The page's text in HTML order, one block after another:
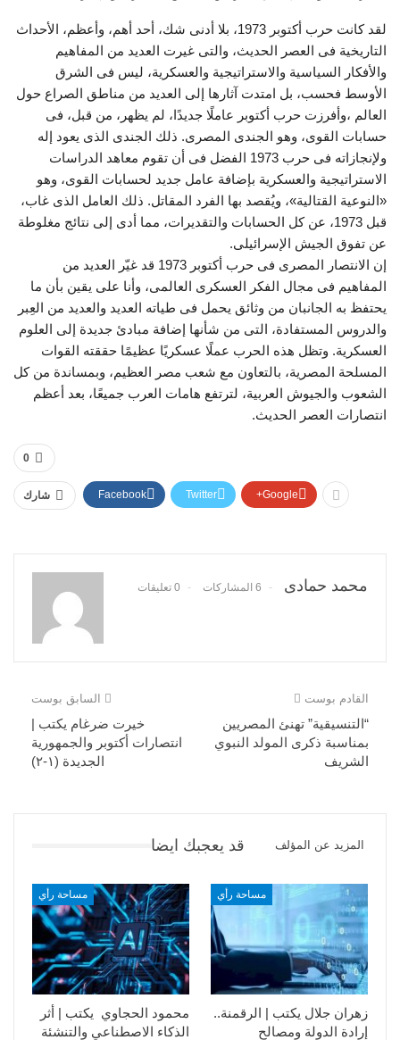
لقد كانت حرب أكتوبر 1973، بلا أدنى شك، أحد أهم، وأعظم، الأحداث
التاريخية فى العصر الحديث، والتى غيرت العديد من المفاهيم
والأفكار السياسية والاستراتيجية والعسكرية، ليس فى الشرق
الأوسط فحسب، بل امتدت آثارها إلى العديد من مناطق الصراع حول
العالم ،وأفرزت حرب أكتوبر عاملًا جديدًا، لم يظهر، من قبل، فى
حسابات القوى، وهو الجندى المصرى. ذلك الجندى الذى يعود إله
ولإنجازاته فى حرب 1973 الفضل فى أن تقوم معاهد الدراسات
الاستراتيجية والعسكرية بإضافة عامل جديد لحسابات القوى، وهو
«النوعية القتالية»، ويُقصد بها الفرد المقاتل. ذلك العامل الذى غاب،
قبل 1973، عن كل الحسابات والتقديرات، مما أدى إلى نتائج مغلوطة
عن تفوق الجيش الإسرائيلى.
إن الانتصار المصرى فى حرب أكتوبر 1973 قد غيّر العديد من
المفاهيم فى مجال الفكر العسكرى العالمى، وأنا على يقين بأن ما
يحتفظ به الجانبان من وثائق يحمل فى طياته العديد والعديد من العِبر
والدروس المستفادة، التى من شأنها إضافة مبادئ جديدة إلى العلوم
العسكرية. وتظل هذه الحرب عملًا عسكريًا عظيمًا حققته القوات
المسلحة المصرية، بالتعاون مع شعب مصر العظيم، وبمساندة من كل
الشعوب والجيوش العربية، لترتفع هامات العرب جميعًا، بعد أعظم
انتصارات العصر الحديث.
0
شارك Facebook Twitter Google+
محمد حمادى 6 المشاركات 0 تعليقات
السابق بوست
خيرت ضرغام يكتب |
انتصارات أكتوبر والجمهورية
الجديدة (١-٢)
القادم بوست
“التنسيقية” تهنئ المصريين
بمناسبة ذكرى المولد النبوي
الشريف
قد يعجبك ايضا المزيد عن المؤلف
مساحة رأي
محمود الحجاوي يكتب | أثر
الذكاء الاصطناعي والتنشئة
مساحة رأي
زهران جلال يكتب | الرقمنة..
إرادة الدولة ومصالح